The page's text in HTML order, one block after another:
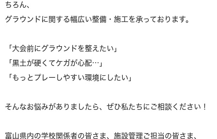
ちろん、
グラウンドに関する幅広い整備・施工を承っております。
「大会前にグラウンドを整えたい」
「黒土が硬くてケガが心配…」
「もっとプレーしやすい環境にしたい」
そんなお悩みがありましたら、ぜひ私たちにご相談ください！
富山県内の学校関係者の皆さま、施設管理ご担当の皆さま、